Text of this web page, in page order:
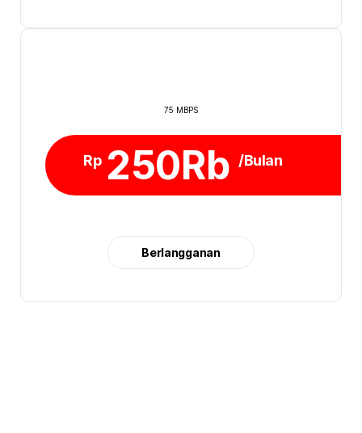
75 MBPS
Rp 250Rb /Bulan
Berlangganan